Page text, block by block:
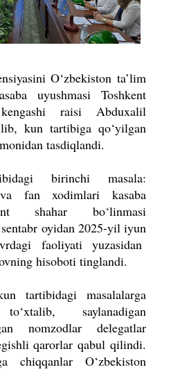
O‘zbekiston ta’lim
uyushmasi Toshkent
raisi Abduxalil
kun tartibiga qo‘yilgan
tasdiqlandi.
birinchi masala:
fan xodimlari kasaba
shahar bo‘linmasi
oyidan 2025-yil iyun
faoliyati yuzasidan
hisoboti tinglandi.
tartibidagi masalalarga
to‘xtalib, saylanadigan
nomzodlar delegatlar
qarorlar qabul qilindi.
chiqqanlar O‘zbekiston